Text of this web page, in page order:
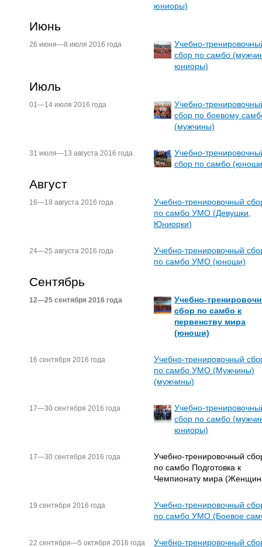
юниоры)
Июнь
26 июня—8 июля 2016 года
Учебно-
сбор по самбо
юниоры)
Июль
01—14 июля 2016 года
Учебно-
сбор по боевому
(мужчины)
31 июля—13 августа 2016 года
Учебно-
сбор по самбо
Август
16—18 августа 2016 года
Учебно-тренировочный
по самбо УМО (Девушки,
Юниорки)
24—25 августа 2016 года
Учебно-тренировочный
по самбо УМО (юноши)
Сентябрь
12—25 сентября 2016 года
Учебно-
сбор по самбо к
первенству мира
(юноши)
16 сентября 2016 года
Учебно-тренировочный
по самбо УМО (Мужчины)
(мужчины)
17—30 сентября 2016 года
Учебно-
сбор по самбо
юниоры)
17—30 сентября 2016 года
Учебно-тренировочный
по самбо Подготовка к
Чемпионату мира
19 сентября 2016 года
Учебно-тренировочный
по самбо УМО (Боевое
22 сентября—5 октября 2016 года
Учебно-тренировочный